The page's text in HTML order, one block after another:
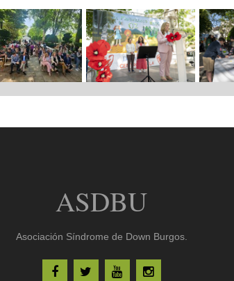
ASDBU
Asociación Síndrome de Down Burgos.